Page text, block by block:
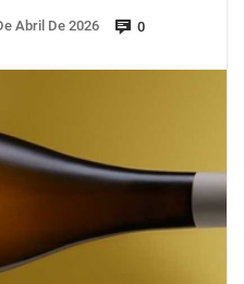
Abril De 2026 0